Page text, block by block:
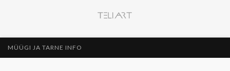
MÜÜGI JA TARNE INFO